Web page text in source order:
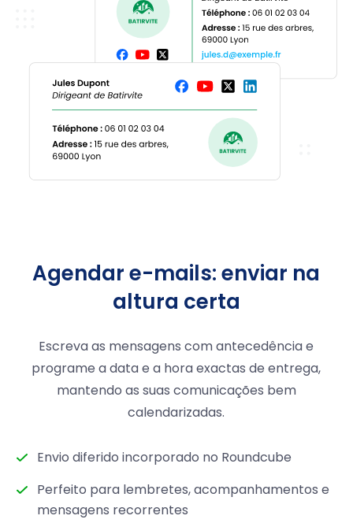
Agendar e-mails: enviar na
altura certa
Escreva as mensagens com antecedência e
programe a data e a hora exactas de entrega,
mantendo as suas comunicações bem
calendarizadas.
Envio diferido incorporado no Roundcube
Perfeito para lembretes, acompanhamentos e
mensagens recorrentes